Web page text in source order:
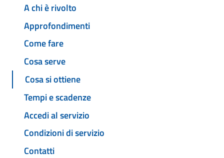
A chi è rivolto
Approfondimenti
Come fare
Cosa serve
Cosa si ottiene
Tempi e scadenze
Accedi al servizio
Condizioni di servizio
Contatti